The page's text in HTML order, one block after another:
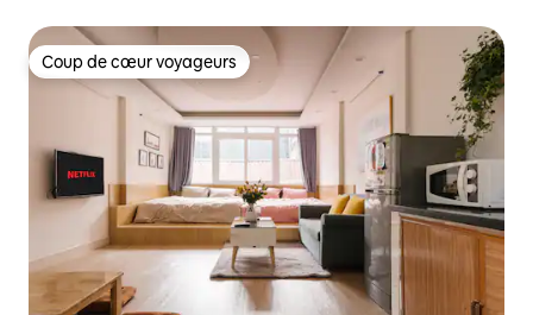
Coup de cœur voyageurs
Coup de cœur voyageurs